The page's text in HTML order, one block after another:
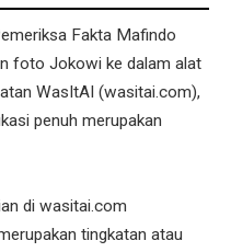
Fakta Mafindo
foto Jokowi ke dalam alat
WasItAI (wasitai.com),
penuh merupakan
di wasitai.com
tingkatan atau